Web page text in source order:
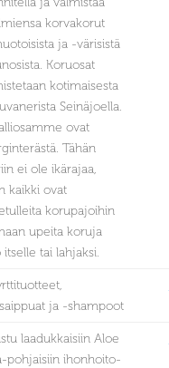
korvakorut
ja -värisistä
Koruosat
kotimaisesta
Seinäjoella.
ovat
Tähän
ei ole ikärajaa,
kaikki ovat
korupajoihin
upeita koruja
itselle tai lahjaksi.
ja -shampoot
laadukkaisiin Aloe
pohjaisiin ihonhoito-